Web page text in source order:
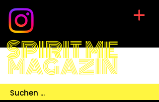
SPIRIT ME
MAGAZIN